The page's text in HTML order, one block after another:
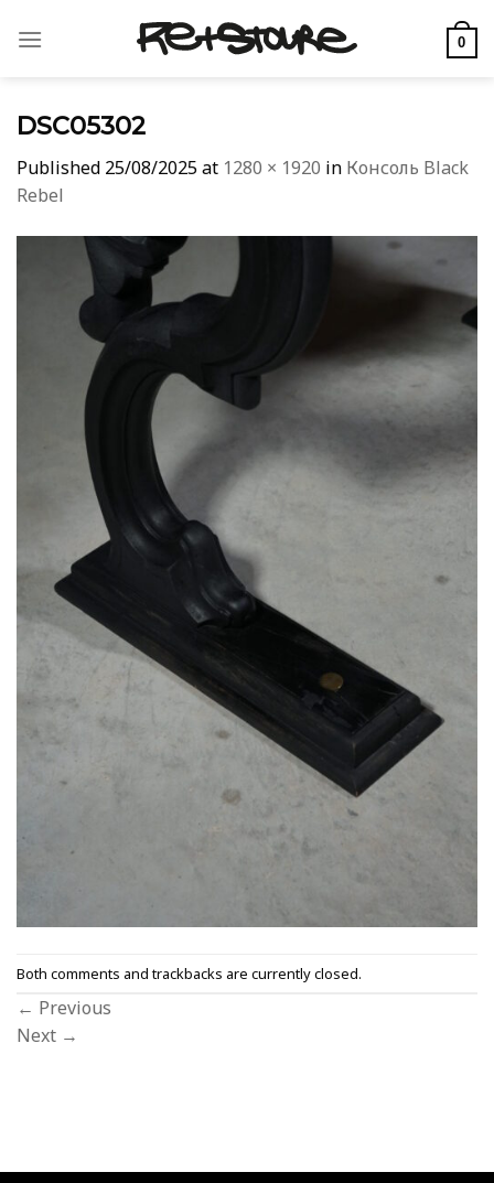
0
DSC05302
Published 25/08/2025at 1280 × 1920 in Консоль Black
Rebel
Both comments and trackbacks are currently closed.
← Previous
Next →